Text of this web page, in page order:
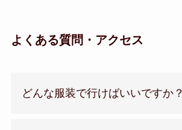
よくある質問・アクセス
どんな服装で行けばいいですか？